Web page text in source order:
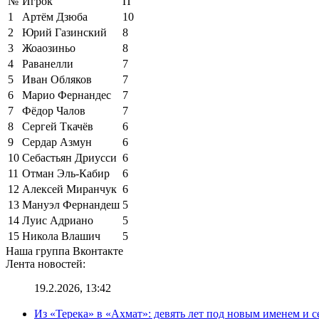
1
Артём Дзюба
10
2
Юрий Газинский
8
3
Жоаозиньо
8
4
Раванелли
7
5
Иван Обляков
7
6
Марио Фернандес
7
7
Фёдор Чалов
7
8
Сергей Ткачёв
6
9
Сердар Азмун
6
10 Себастьян Дриусси 6
11 Отман Эль-Кабир
6
12 Алексей Миранчук 6
13 Мануэл Фернандеш 5
14 Луис Адриано
5
15 Никола Влашич
5
Наша группа Вконтакте
Лента новостей:
19.2.2026, 13:42
Из «Терека» в «Ахмат»: девять лет под новым именем и